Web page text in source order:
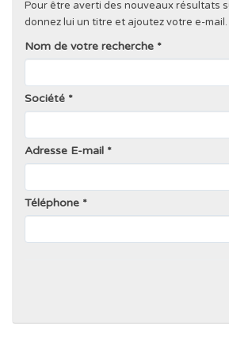
Pour être averti des nouveaux résultats
donnez lui un titre et ajoutez votre e-mail.
Nom de votre recherche
Société
Adresse E-mail
Téléphone